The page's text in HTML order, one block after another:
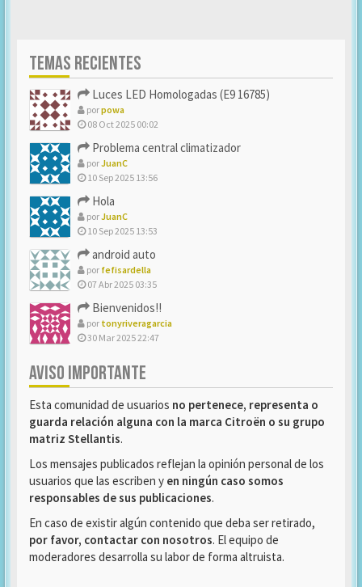
TEMAS RECIENTES
Luces LED Homologadas (E9 16785)
porpowa
08 Oct 2025 00:02
Problema central climatizador
porJuanC
10 Sep 2025 13:56
Hola
porJuanC
10 Sep 2025 13:53
android auto
por fefisardella
07 Abr 2025 03:35
Bienvenidos!!
por tonyriveragarcia
30 Mar 2025 22:47
AVISO IMPORTANTE
Esta comunidad de usuarios no pertenece, representa o
guarda relación alguna con la marca Citroën o su grupo
matriz Stellantis.
Los mensajes publicados reflejan la opinión personal de los
usuarios que las escriben y en ningún caso somos
responsables de sus publicaciones.
En caso de existir algún contenido que deba ser retirado,
por favor, contactar con nosotros. El equipo de
moderadores desarrolla su labor de forma altruista.